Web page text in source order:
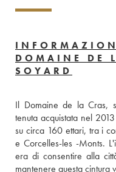
DOMAINE DE
SOYARD
Il Domaine de la Cras,
tenuta acquistata nel
su circa 160 ettari, tra i
e Corcelles-les -Monts.
era di consentire alla
mantenere questa cintura